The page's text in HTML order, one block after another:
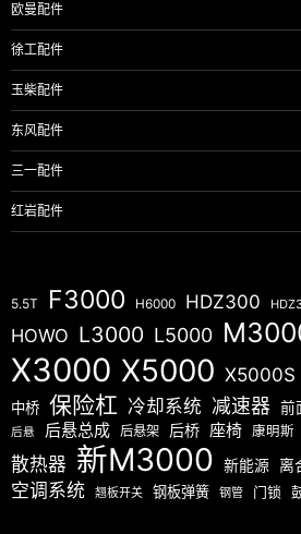
欧曼配件
徐工配件
玉柴配件
东风配件
三一配件
红岩配件
5.5T F3000 H6000 HDZ300
HOWO L3000 L5000
X3000 X5000 X5000S
中桥 保险杠 冷却系统 减速器 前
后悬 后悬总成 后悬架 后桥 座椅 康明斯
散热器 新M3000 新能源 离
空调系统 翘板开关 钢板弹簧 钢管 门锁